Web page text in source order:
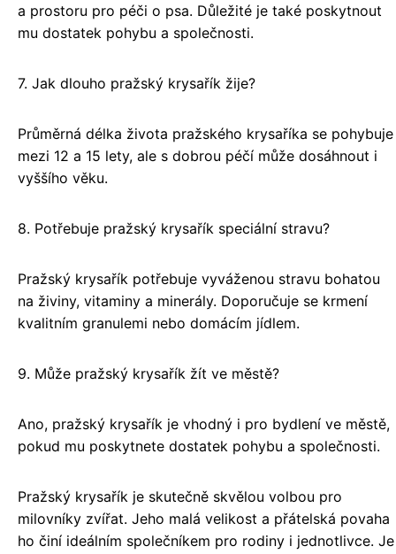
a prostoru pro péči o psa. Důležité je také poskytnout
mu dostatek pohybu a společnosti.
7. Jak dlouho pražský krysařík žije?
Průměrná délka života pražského krysaříka se pohybuje
mezi 12 a 15 lety, ale s dobrou péčí může dosáhnout i
vyššího věku.
8. Potřebuje pražský krysařík speciální stravu?
Pražský krysařík potřebuje vyváženou stravu bohatou
na živiny, vitaminy a minerály. Doporučuje se krmení
kvalitním granulemi nebo domácím jídlem.
9. Může pražský krysařík žít ve městě?
Ano, pražský krysařík je vhodný i pro bydlení ve městě,
pokud mu poskytnete dostatek pohybu a společnosti.
Pražský krysařík je skutečně skvělou volbou pro
milovníky zvířat. Jeho malá velikost a přátelská povaha
ho činí ideálním společníkem pro rodiny i jednotlivce. Je